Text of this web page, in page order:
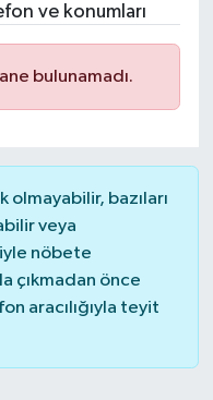
ve konumları
bulunamadı.
olmayabilir, bazıları
veya
nöbete
çıkmadan önce
aracılığıyla teyit